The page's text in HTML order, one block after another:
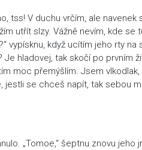
tss! V duchu vrčím, ale navenek
utřít slzy. Vážně nevím, kde se
vypísknu, když ucítím jeho rty na
Je hladovej, tak skočí po prvním
moc přemýšlím. Jsem
jestli se chceš napít, tak sebou
„Tomoe,“ šeptnu znovu jeho